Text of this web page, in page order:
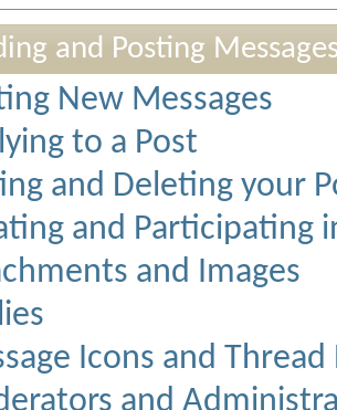
and Posting
New Messages
to a Post
and Deleting your
and Participating
and Images
Icons and Thread
and